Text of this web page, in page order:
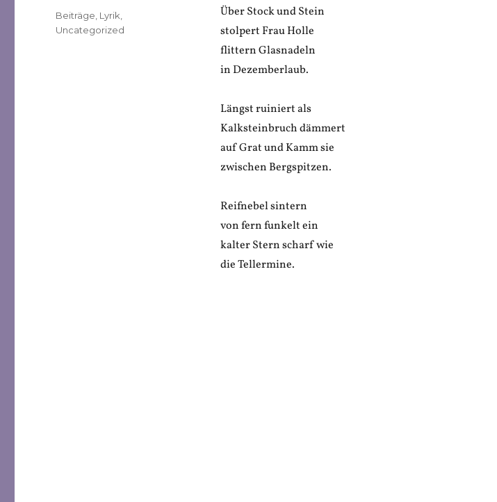
Über Stock und Stein
stolpert Frau Holle
flittern Glasnadeln
in Dezemberlaub.
Längst ruiniert als
Kalksteinbruch dämmert
auf Grat und Kamm sie
zwischen Bergspitzen.
Reifnebel sintern
von fern funkelt ein
kalter Stern scharf wie
die Tellermine.
Veröffentlicht
am
Kategorien
Beiträge Lyrik
Uncategorized